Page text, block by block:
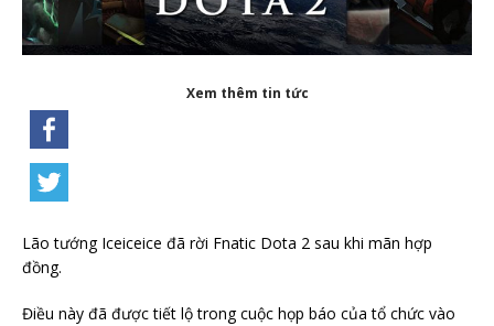
Xem thêm tin tức
Lão tướng Iceiceice đã rời Fnatic Dota 2 sau khi mãn hợp
đồng.
Điều này đã được tiết lộ trong cuộc họp báo của tổ chức vào